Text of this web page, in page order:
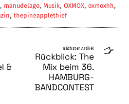
, manudelago, Musik, OXMOX, oxmoxhh,
, thepineapplethief
&
nächster Artikel
Rückblick: The
Mix beim 36.
HAMBURG-
BANDCONTEST